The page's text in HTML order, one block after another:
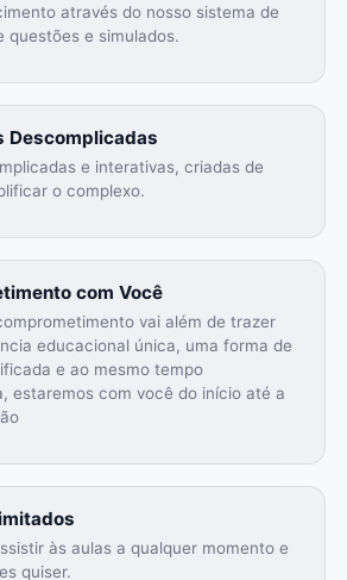
através do nosso sistema de
questões e simulados.
Descomplicadas
e interativas, criadas de
o complexo.
com Você
vai além de trazer
educacional única, uma forma de
e ao mesmo tempo
estaremos com você do início até a
às aulas a qualquer momento e
quiser.